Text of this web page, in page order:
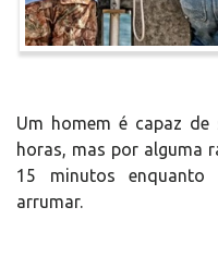
Um homem é capaz
horas, mas por alguma
15 minutos
arrumar.